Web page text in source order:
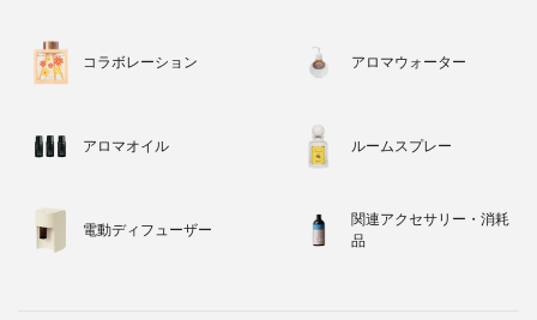
コラボレーション アロマウォーター
アロマオイル ルームスプレー
電動ディフューザー
関連アクセサリー・消耗
品